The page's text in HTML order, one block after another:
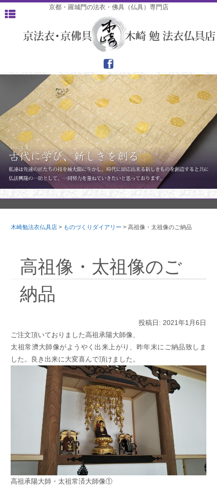
京都・羅城門の法衣・佛具（仏具）専門店
木崎勉法衣仏具店 > ものづくりダイアリー >高祖像・太祖像のご納品
高祖像・太祖像のご
納品
投稿日: 2021年1月6日
ご注文頂いておりました高祖承陽大師像、
太祖常濟大師像がようやく出来上がり、昨年末にご納品致しま
した。良き出来に大変喜んで頂けました。
高祖承陽大師・太祖常済大師像①